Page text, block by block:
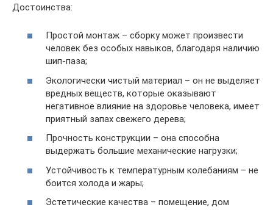
Достоинства:
Простой монтаж – сборку может произвести
человек без особых навыков, благодаря наличию
шип-паза;
Экологически чистый материал – он не выделяет
вредных веществ, которые оказывают
негативное влияние на здоровье человека, имеет
приятный запах свежего дерева;
Прочность конструкции – она способна
выдержать большие механические нагрузки;
Устойчивость к температурным колебаниям – не
боится холода и жары;
Эстетические качества – помещение, дом